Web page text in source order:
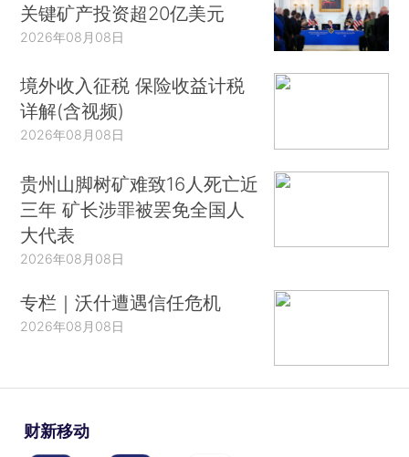
关键矿产投资超20亿美元
2026年08月08日
境外收入征税 保险收益计税
详解(含视频)
2026年08月08日
贵州山脚树矿难致16人死亡近
三年 矿长涉罪被罢免全国人
大代表
2026年08月08日
专栏｜沃什遭遇信任危机
2026年08月08日
财新移动